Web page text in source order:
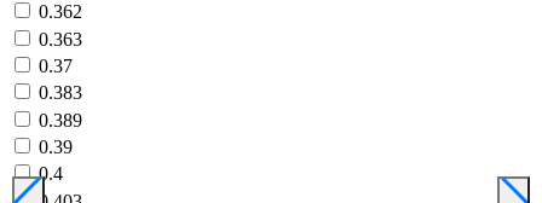
0.362
0.363
0.37
0.383
0.389
0.39
0.4